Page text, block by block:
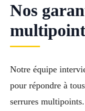
Nos
Notre équipe
pour répondre à
serrures multipoints.